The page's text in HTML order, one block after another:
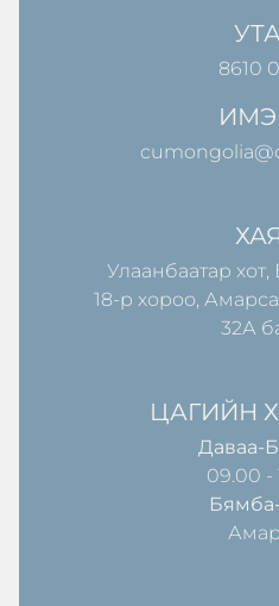
8610
Улаанбаатар хот,
18-р хороо,
32А
ЦАГИЙН
Даваа-
09.00 -